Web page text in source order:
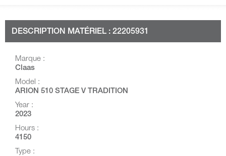
DESCRIPTION MATÉRIEL : 22205931
Marque :
Claas
Model :
ARION 510 STAGE V TRADITION
Year :
2023
Hours :
4150
Type :